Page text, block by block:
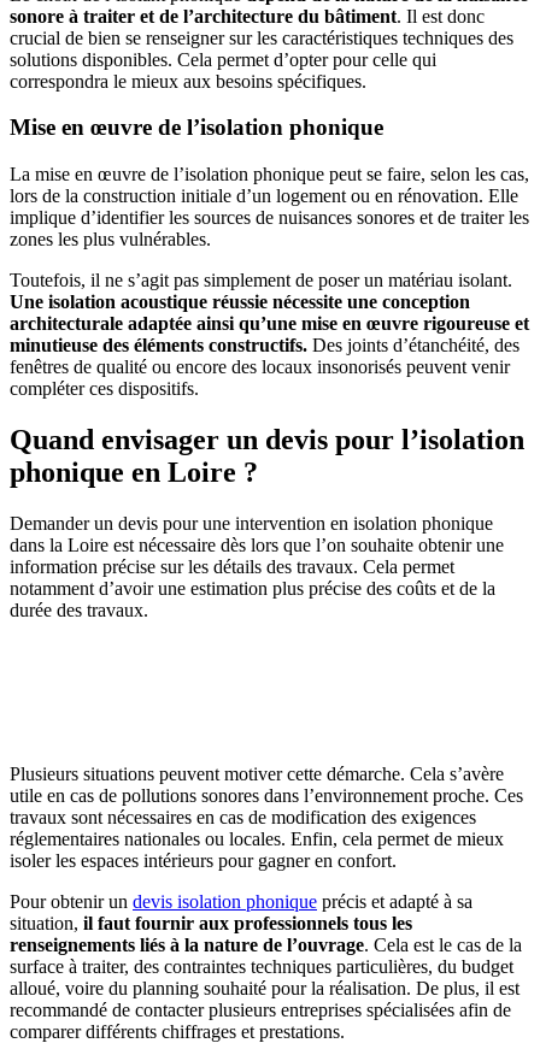
sonore à traiter et de l’architecture du bâtiment. Il est donc
crucial de bien se renseigner sur les caractéristiques techniques des
solutions disponibles. Cela permet d’opter pour celle qui
correspondra le mieux aux besoins spécifiques.
Mise en œuvre de l’isolation phonique
La mise en œuvre de l’isolation phonique peut se faire, selon les cas,
lors de la construction initiale d’un logement ou en rénovation. Elle
implique d’identifier les sources de nuisances sonores et de traiter les
zones les plus vulnérables.
Toutefois, il ne s’agit pas simplement de poser un matériau isolant.
Une isolation acoustique réussie nécessite une conception
architecturale adaptée ainsi qu’une mise en œuvre rigoureuse et
minutieuse des éléments constructifs. Des joints d’étanchéité, des
fenêtres de qualité ou encore des locaux insonorisés peuvent venir
compléter ces dispositifs.
Quand envisager un devis pour l’isolation
phonique en Loire ?
Demander un devis pour une intervention en isolation phonique
dans la Loire est nécessaire dès lors que l’on souhaite obtenir une
information précise sur les détails des travaux. Cela permet
notamment d’avoir une estimation plus précise des coûts et de la
durée des travaux.
Plusieurs situations peuvent motiver cette démarche. Cela s’avère
utile en cas de pollutions sonores dans l’environnement proche. Ces
travaux sont nécessaires en cas de modification des exigences
réglementaires nationales ou locales. Enfin, cela permet de mieux
isoler les espaces intérieurs pour gagner en confort.
Pour obtenir un devis isolation phonique précis et adapté à sa
situation, il faut fournir aux professionnels tous les
renseignements liés à la nature de l’ouvrage. Cela est le cas de la
surface à traiter, des contraintes techniques particulières, du budget
alloué, voire du planning souhaité pour la réalisation. De plus, il est
recommandé de contacter plusieurs entreprises spécialisées afin de
comparer différents chiffrages et prestations.